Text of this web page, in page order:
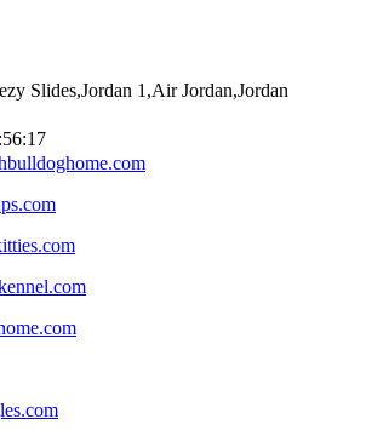
Slides,Jordan 1,Air Jordan,Jordan